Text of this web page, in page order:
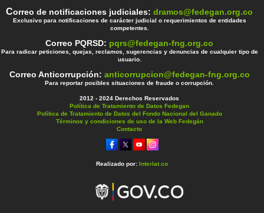
Correo de notificaciones judiciales:dramos@fedegan.org.co
Exclusivo para notificaciones de carácter judicial o requerimientos de entidades
competentes.
Correo PQRSD: pqrs@fedegan-fng.org.co
Para radicar peticiones, quejas, reclamos, sugerencias y denuncias de cualquier tipo de
usuario.
Correo Anticorrupción: anticorrupcion@fedegan-fng.org.co
Para reportar posibles situaciones de fraude o corrupción.
2012 - 2024 Derechos Reservados
Política de Tratamiento de Datos Fedegan
Política de Tratamiento de Datos del Fondo Nacional del Ganado
Términos y condiciones de uso de la Web Fedegán
Contacto
Realizado por: Interlat.co